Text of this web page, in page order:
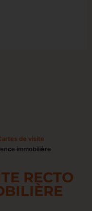
de visite
immobilière
RECTO